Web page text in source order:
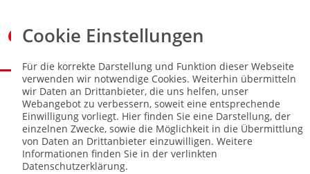
Sie sind hier: NEWS
Gut abgesichert im Motorradsport:
Was ist wichtig bei Unfällen?
Cookie Einstellungen
Für die korrekte Darstellung und Funktion dieser Webseite
verwenden wir notwendige Cookies. Weiterhin übermitteln
wir Daten an Drittanbieter, die uns helfen, unser
Webangebot zu verbessern, soweit eine entsprechende
Einwilligung vorliegt. Hier finden Sie eine Darstellung, der
einzelnen Zwecke, sowie die Möglichkeit in die Übermittlung
von Daten an Drittanbieter einzuwilligen. Weitere
Informationen finden Sie in der verlinkten
Datenschutzerklärung.